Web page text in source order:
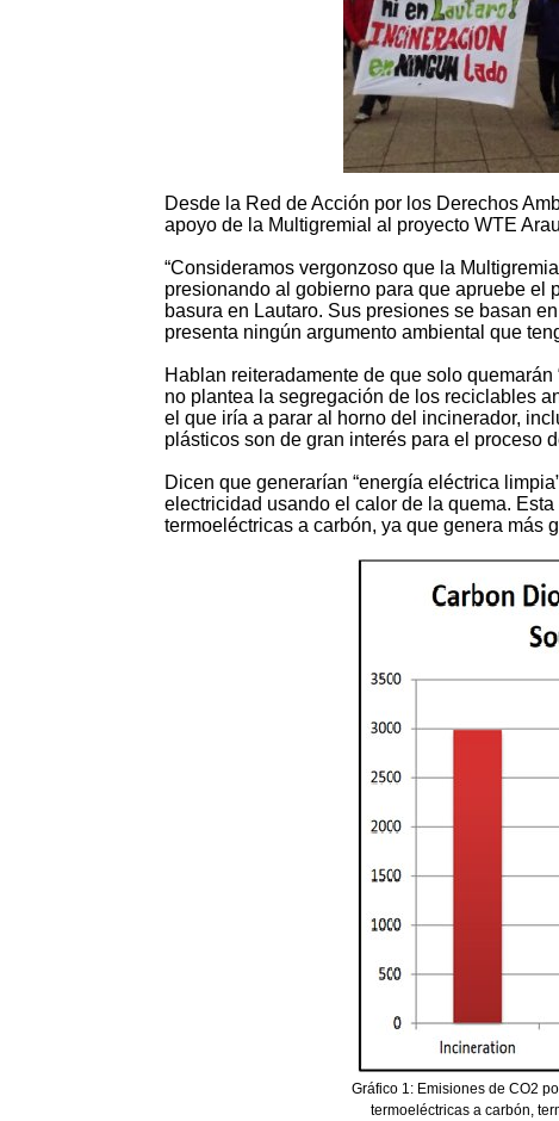
Desde la Red de Acción por los Derechos
apoyo de la Multigremial al proyecto WTE
“Consideramos vergonzoso que la
presionando al gobierno para que apruebe el
basura en Lautaro. Sus presiones se basan
presenta ningún argumento ambiental que
Hablan reiteradamente de que solo
no plantea la segregación de los reciclables
el que iría a parar al horno del incinerador,
plásticos son de gran interés para el proceso
Dicen que generarían “energía eléctrica
electricidad usando el calor de la quema.
termoeléctricas a carbón, ya que genera más
Gráfico 1: Emisiones de CO2
termoeléctricas a carbón,